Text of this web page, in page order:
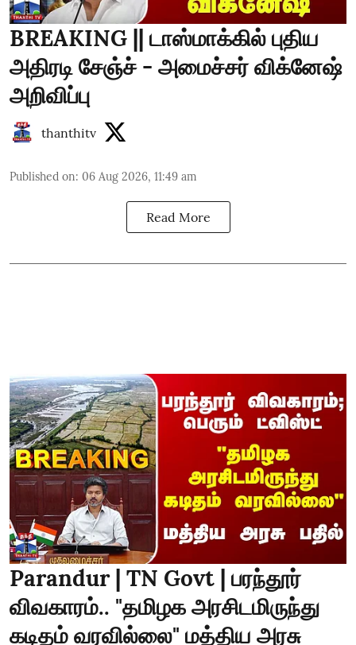
BREAKING || டாஸ்மாக்கில் புதிய
அதிரடி சேஞ்ச் - அமைச்சர் விக்னேஷ்
அறிவிப்பு
thanthitv
Published on: 06 Aug 2026, 11:49 am
Read More
Parandur | TN Govt | பரந்தூர்
விவகாரம்.. "தமிழக அரசிடமிருந்து
கடிதம் வரவில்லை" மத்திய அரசு